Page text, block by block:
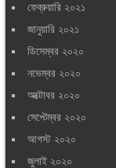
ফেব্রুয়ারি ২০২১
জানুয়ারি ২০২১
ডিসেম্বর ২০২০
নভেম্বর ২০২০
অক্টোবর ২০২০
সেপ্টেম্বর ২০২০
আগস্ট ২০২০
জুলাই ২০২০